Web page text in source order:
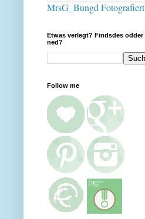
MrsG_Bungd Fotografiert
Etwas verlegt? Findsdes odder
ned?
Follow me